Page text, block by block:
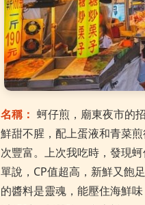
名稱： 蚵仔煎，廟東夜市的
鮮甜不腥，配上蛋液和青菜
次豐富。上次我吃時，發現
單說，CP值超高，新鮮又飽
的醬料是靈魂，能壓住海鮮味